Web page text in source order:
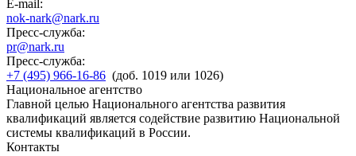
E-mail:
nok-nark@nark.ru
Пресс-служба:
pr@nark.ru
Пресс-служба:
+7 (495) 966-16-86 (доб. 1019 или 1026)
Национальное агентство
Главной целью Национального агентства развития
квалификаций является содействие развитию Национальной
системы квалификаций в России.
Контакты